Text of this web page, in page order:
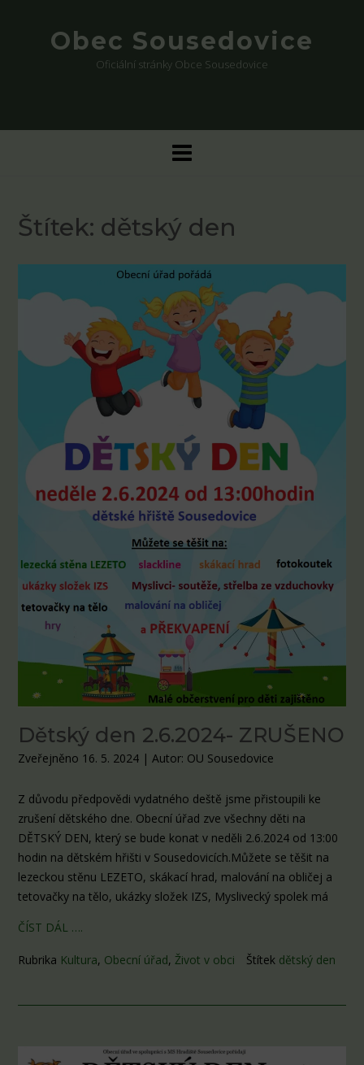
Obec Sousedovice
Oficiální stránky Obce Sousedovice
Štítek: dětský den
Dětský den 2.6.2024- ZRUŠENO
Zveřejněno 16. 5. 2024 | Autor: OU Sousedovice
Z důvodu předpovědi vydatného deště jsme přistoupili ke
zrušení dětského dne. Obecní úřad zve všechny děti na
DĚTSKÝ DEN, který se bude konat v neděli 2.6.2024 od 13:00
hodin na dětském hřišti v Sousedovicích.Můžete se těšit na
lezeckou stěnu LEZETO, skákací hrad, malování na obličej a
tetovačky na tělo, ukázky složek IZS, Myslivecký spolek má
ČÍST DÁL ….
Rubrika Kultura, Obecní úřad, Život v obci Štítek dětský den